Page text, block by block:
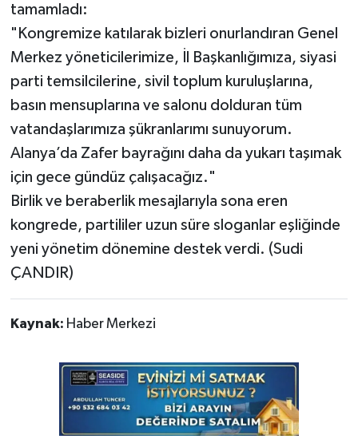
tamamladı:
​"Kongremize katılarak bizleri onurlandıran Genel
Merkez yöneticilerimize, İl Başkanlığımıza, siyasi
parti temsilcilerine, sivil toplum kuruluşlarına,
basın mensuplarına ve salonu dolduran tüm
vatandaşlarımıza şükranlarımı sunuyorum.
Alanya’da Zafer bayrağını daha da yukarı taşımak
için gece gündüz çalışacağız."
​Birlik ve beraberlik mesajlarıyla sona eren
kongrede, partililer uzun süre sloganlar eşliğinde
yeni yönetim dönemine destek verdi. (Sudi
ÇANDIR)
Kaynak: Haber Merkezi